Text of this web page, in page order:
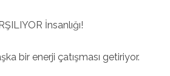
İnsanlığı!
bir enerji çatışması getiriyor.